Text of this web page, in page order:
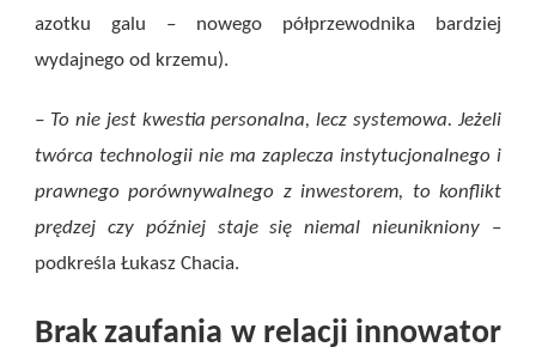
azotku galu – nowego półprzewodnika bardziej
wydajnego od krzemu).
– To nie jest kwestia personalna, lecz systemowa. Jeżeli
twórca technologii nie ma zaplecza instytucjonalnego i
prawnego porównywalnego z inwestorem, to konflikt
prędzej czy później staje się niemal nieunikniony –
podkreśla Łukasz Chacia.
Brak zaufania w relacji innowator